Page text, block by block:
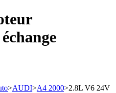
>AUDI>A4 2000>2.8L V6 24V